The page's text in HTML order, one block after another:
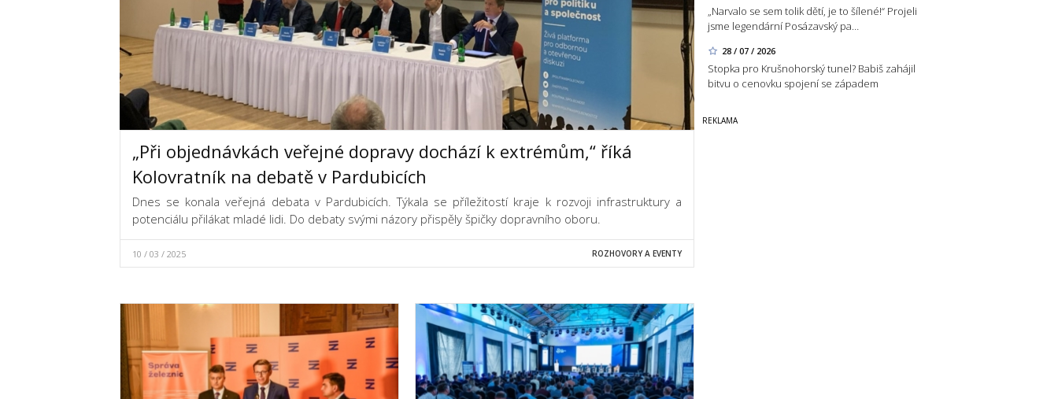
„Narvalo se sem tolik dětí, je to šílené!“ Projeli
jsme legendární Posázavský pa…
28 / 07 / 2026
Stopka pro Krušnohorský tunel? Babiš zahájil
bitvu o cenovku spojení se západem
„Při objednávkách veřejné dopravy dochází k extrémům,“ říká
Kolovratník na debatě v Pardubicích
Dnes se konala veřejná debata v Pardubicích. Týkala se příležitostí kraje k rozvoji infrastruktury a
potenciálu přilákat mladé lidi. Do debaty svými názory přispěly špičky dopravního oboru.
10 / 03 / 2025 ROZHOVORY A EVENTY